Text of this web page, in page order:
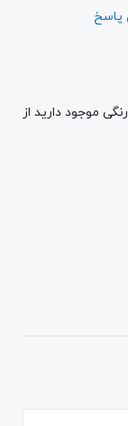
پاسخ
چه رنگی موجود دارید از